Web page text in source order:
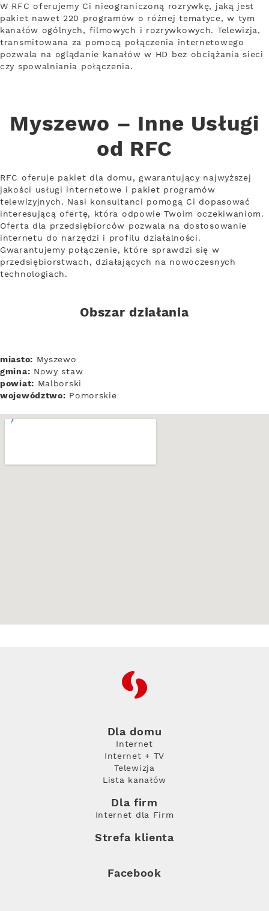
W RFC oferujemy Ci nieograniczoną rozrywkę, jaką jest
pakiet nawet 220 programów o różnej tematyce, w tym
kanałów ogólnych, filmowych i rozrywkowych. Telewizja,
transmitowana za pomocą połączenia internetowego
pozwala na oglądanie kanałów w HD bez obciążania sieci
czy spowalniania połączenia.
Myszewo – Inne Usługi
od RFC
RFC oferuje pakiet dla domu, gwarantujący najwyższej
jakości usługi internetowe i pakiet programów
telewizyjnych. Nasi konsultanci pomogą Ci dopasować
interesującą ofertę, która odpowie Twoim oczekiwaniom.
Oferta dla przedsiębiorców pozwala na dostosowanie
internetu do narzędzi i profilu działalności.
Gwarantujemy połączenie, które sprawdzi się w
przedsiębiorstwach, działających na nowoczesnych
technologiach.
Obszar działania
miasto: Myszewo
gmina: Nowy staw
powiat: Malborski
województwo: Pomorskie
RFC
Dla domu
Internet
Internet + TV
Telewizja
Lista kanałów
Dla firm
Internet dla Firm
Strefa klienta
Facebook